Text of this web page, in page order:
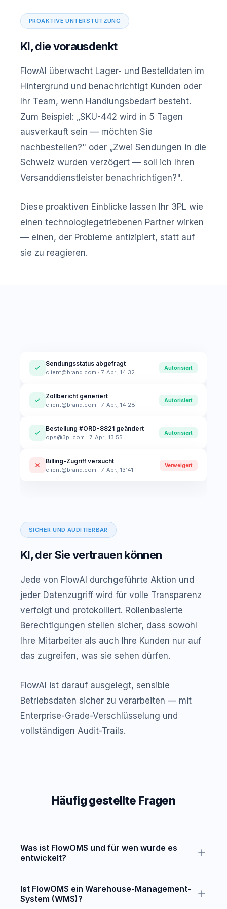
PROAKTIVE UNTERSTÜTZUNG
KI, die vorausdenkt
FlowAI überwacht Lager- und Bestelldaten im
Hintergrund und benachrichtigt Kunden oder
Ihr Team, wenn Handlungsbedarf besteht.
Zum Beispiel: „SKU-442 wird in 5 Tagen
ausverkauft sein — möchten Sie
nachbestellen?" oder „Zwei Sendungen in die
Schweiz wurden verzögert — soll ich Ihren
Versanddienstleister benachrichtigen?".
Diese proaktiven Einblicke lassen Ihr 3PL wie
einen technologiegetriebenen Partner wirken
— einen, der Probleme antizipiert, statt auf
sie zu reagieren.
SICHER UND AUDITIERBAR
KI, der Sie vertrauen können
Jede von FlowAI durchgeführte Aktion und
jeder Datenzugriff wird für volle Transparenz
verfolgt und protokolliert. Rollenbasierte
Berechtigungen stellen sicher, dass sowohl
Ihre Mitarbeiter als auch Ihre Kunden nur auf
das zugreifen, was sie sehen dürfen.
FlowAI ist darauf ausgelegt, sensible
Betriebsdaten sicher zu verarbeiten — mit
Enterprise-Grade-Verschlüsselung und
vollständigen Audit-Trails.
Sendungsstatus abgefragt
client@brand.com · 7. Apr., 14:32
Autorisiert
Zollbericht generiert
client@brand.com · 7. Apr., 14:28
Autorisiert
Bestellung #ORD-8821 geändert
ops@3pl.com · 7. Apr., 13:55
Autorisiert
Billing-Zugriff versucht
client@brand.com · 7. Apr., 13:41
Verweigert
Häufig gestellte Fragen
Was ist FlowOMS und für wen wurde es
entwickelt?
Anbieter entwickelt, die ihren Betrieb zentralisieren,
die Transparenz für ihre Kunden erhöhen und effizient
Ist FlowOMS ein Warehouse-Management-
System (WMS)?